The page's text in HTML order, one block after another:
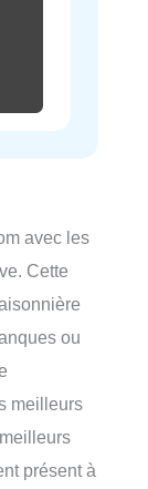
avec les
Cette
ou
meilleurs
présent à